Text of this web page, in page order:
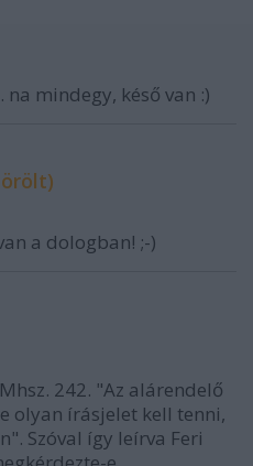
na mindegy, késő van :)
a dologban! ;-)
242. "Az alárendelő
olyan írásjelet kell tenni,
Szóval így leírva Feri